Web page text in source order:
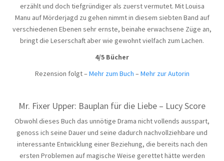
erzählt und doch tiefgründiger als zuerst vermutet. Mit Louisa
Manu auf Mörderjagd zu gehen nimmt in diesem siebten Band auf
verschiedenen Ebenen sehr ernste, beinahe erwachsene Züge an,
bringt die Leserschaft aber wie gewohnt vielfach zum Lachen.
4/5 Bücher
Rezension folgt – Mehr zum Buch – Mehr zur Autorin
Mr. Fixer Upper: Bauplan für die Liebe – Lucy Score
Obwohl dieses Buch das unnötige Drama nicht vollends ausspart,
genoss ich seine Dauer und seine dadurch nachvollziehbare und
interessante Entwicklung einer Beziehung, die bereits nach den
ersten Problemen auf magische Weise gerettet hätte werden